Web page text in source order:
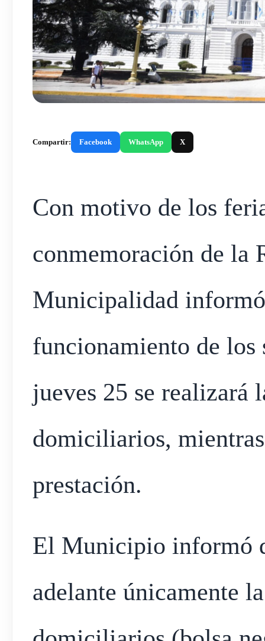
Compartir: Facebook WhatsApp X
Con motivo de los
conmemoración de la
Municipalidad
funcionamiento de
jueves 25 se realizará
domiciliarios,
prestación.
El Municipio informó
adelante únicamente